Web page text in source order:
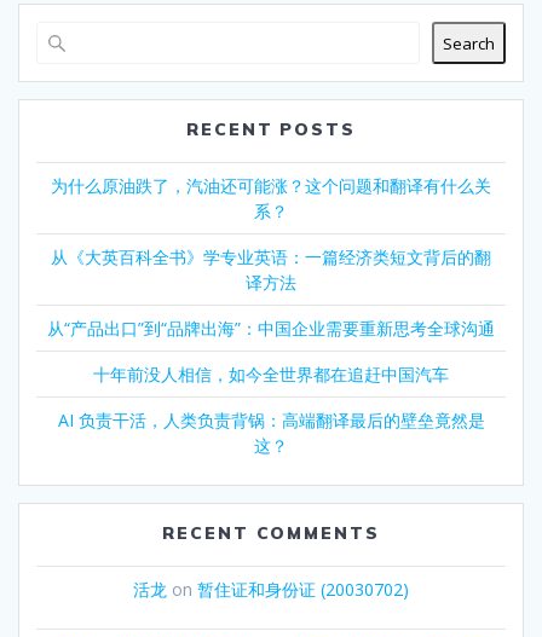
Search
RECENT POSTS
为什么原油跌了，汽油还可能涨？这个问题和翻译有什么关
系？
从《大英百科全书》学专业英语：一篇经济类短文背后的翻
译方法
从“产品出口”到“品牌出海”：中国企业需要重新思考全球沟通
十年前没人相信，如今全世界都在追赶中国汽车
AI 负责干活，人类负责背锅：高端翻译最后的壁垒竟然是
这？
RECENT COMMENTS
活龙 on 暂住证和身份证 (20030702)